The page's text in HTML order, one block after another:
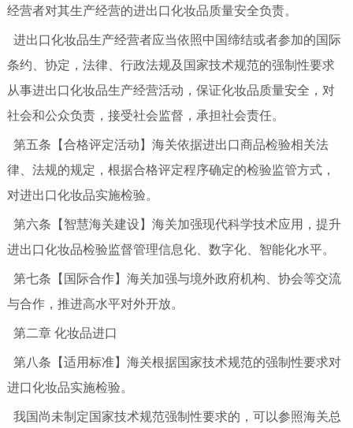
经营者对其生产经营的进出口化妆品质量安全负责。
进出口化妆品生产经营者应当依照中国缔结或者参加的国际
条约、协定，法律、行政法规及国家技术规范的强制性要求
从事进出口化妆品生产经营活动，保证化妆品质量安全，对
社会和公众负责，接受社会监督，承担社会责任。
第五条【合格评定活动】海关依据进出口商品检验相关法
律、法规的规定，根据合格评定程序确定的检验监管方式，
对进出口化妆品实施检验。
第六条【智慧海关建设】海关加强现代科学技术应用，提升
进出口化妆品检验监督管理信息化、数字化、智能化水平。
第七条【国际合作】海关加强与境外政府机构、协会等交流
与合作，推进高水平对外开放。
第二章 化妆品进口
第八条【适用标准】海关根据国家技术规范的强制性要求对
进口化妆品实施检验。
我国尚未制定国家技术规范强制性要求的，可以参照海关总